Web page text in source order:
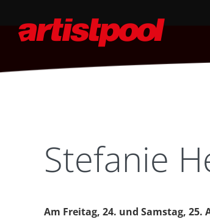
Stefanie
Am Freitag, 24. und Samstag, 25.